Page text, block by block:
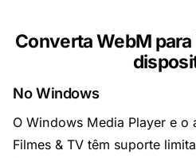
Converta WebM
No Windows
O Windows Media Player e o
Filmes & TV têm suporte